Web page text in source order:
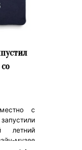
с
летний
музее